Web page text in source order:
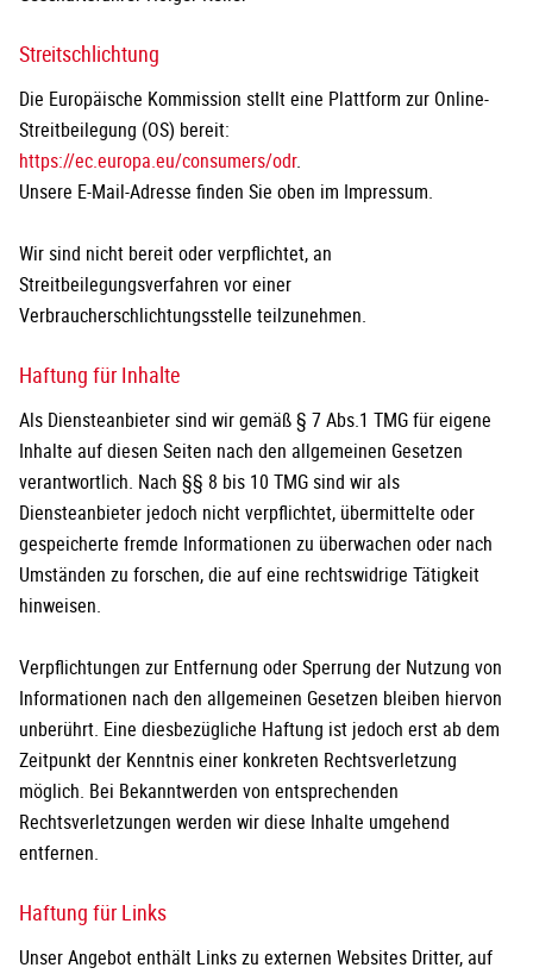
Streitschlichtung
Die Europäische Kommission stellt eine Plattform zur Online-
Streitbeilegung (OS) bereit:
https://ec.europa.eu/consumers/odr.
Unsere E-Mail-Adresse finden Sie oben im Impressum.
Wir sind nicht bereit oder verpflichtet, an
Streitbeilegungsverfahren vor einer
Verbraucherschlichtungsstelle teilzunehmen.
Haftung für Inhalte
Als Diensteanbieter sind wir gemäß § 7 Abs.1 TMG für eigene
Inhalte auf diesen Seiten nach den allgemeinen Gesetzen
verantwortlich. Nach §§ 8 bis 10 TMG sind wir als
Diensteanbieter jedoch nicht verpflichtet, übermittelte oder
gespeicherte fremde Informationen zu überwachen oder nach
Umständen zu forschen, die auf eine rechtswidrige Tätigkeit
hinweisen.
Verpflichtungen zur Entfernung oder Sperrung der Nutzung von
Informationen nach den allgemeinen Gesetzen bleiben hiervon
unberührt. Eine diesbezügliche Haftung ist jedoch erst ab dem
Zeitpunkt der Kenntnis einer konkreten Rechtsverletzung
möglich. Bei Bekanntwerden von entsprechenden
Rechtsverletzungen werden wir diese Inhalte umgehend
entfernen.
Haftung für Links
Unser Angebot enthält Links zu externen Websites Dritter, auf